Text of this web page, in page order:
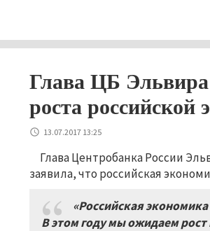
Глава ЦБ
роста российской
13.07.2017 13:25
Глава Центробанка России
заявила, что российская
«Российская
В этом году мы ожидаем рост